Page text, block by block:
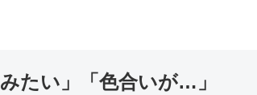
たい」「色合いが…」